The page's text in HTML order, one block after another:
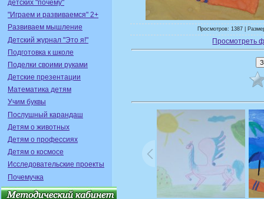
детских "почему"
"Играем и развиваемся" 2+
Развиваем мышление
Детский журнал "Это я!"
Подготовка к школе
Поделки своими руками
Детские презентации
Математика детям
Учим буквы
Послушный карандаш
Детям о животных
Детям о профессиях
Детям о космосе
Исследовательские проекты
Почемучка
Просмотров: 1387 |
Просмотреть